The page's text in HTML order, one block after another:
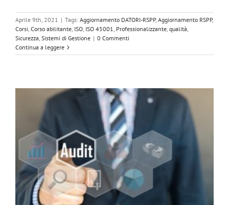
Aprile 9th, 2021 | Tags: Aggiornamento DATORI-RSPP, Aggiornamento RSPP,
Corsi, Corso abilitante, ISO, ISO 45001, Professionalizzante, qualità,
Sicurezza, Sistemi di Gestione | 0 Commenti
Continua a leggere